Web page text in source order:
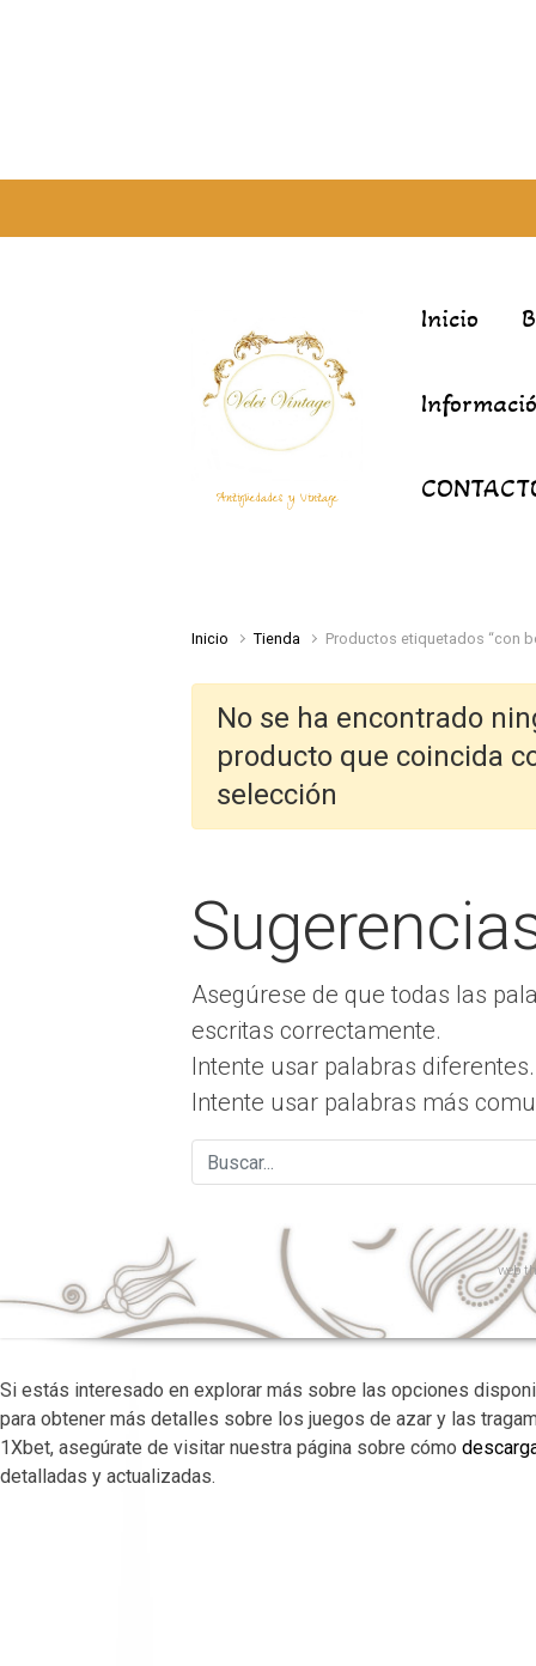
Antigüedades y Vintage
Inicio
Inicio Tienda Productos etiquetados “con
No se ha encontrado
producto que coincida
selección
Asegúrese de que todas las
escritas correctamente.
Intente usar palabras diferentes.
Intente usar palabras más
web
Si estás interesado en explorar más sobre las opciones
para obtener más detalles sobre los juegos de azar y las
1Xbet, asegúrate de visitar nuestra página sobre cómo
detalladas y actualizadas.